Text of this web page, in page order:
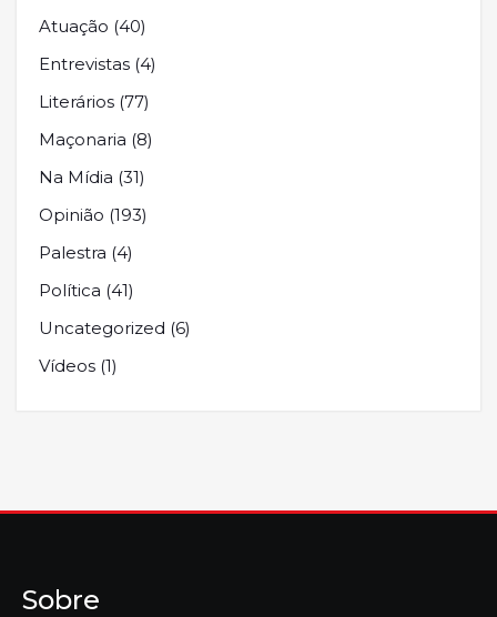
Atuação (40)
Entrevistas (4)
Literários (77)
Maçonaria (8)
Na Mídia (31)
Opinião (193)
Palestra (4)
Política (41)
Uncategorized (6)
Vídeos (1)
Sobre